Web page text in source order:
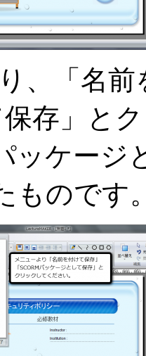
、「名
存」と
ッケージ
ものです